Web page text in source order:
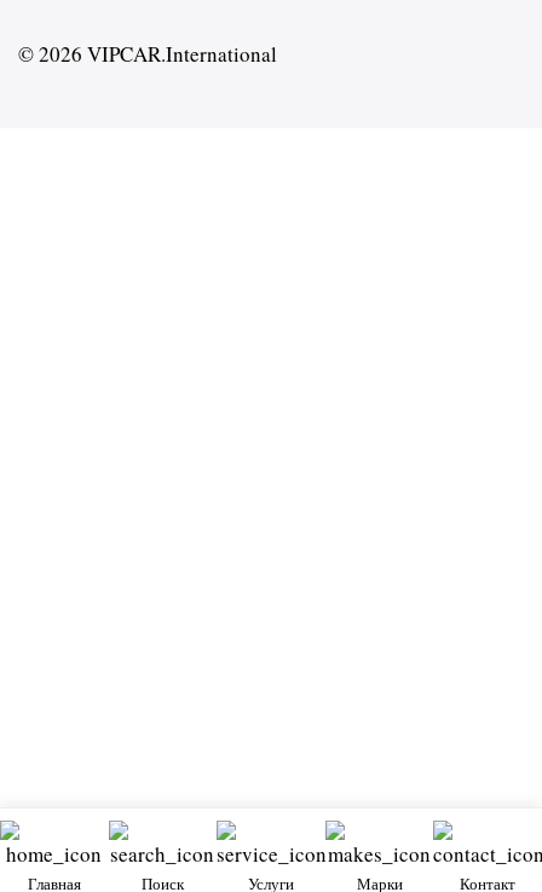
© 2026 VIPCAR.International
Главная Поиск Услуги Марки Контакт